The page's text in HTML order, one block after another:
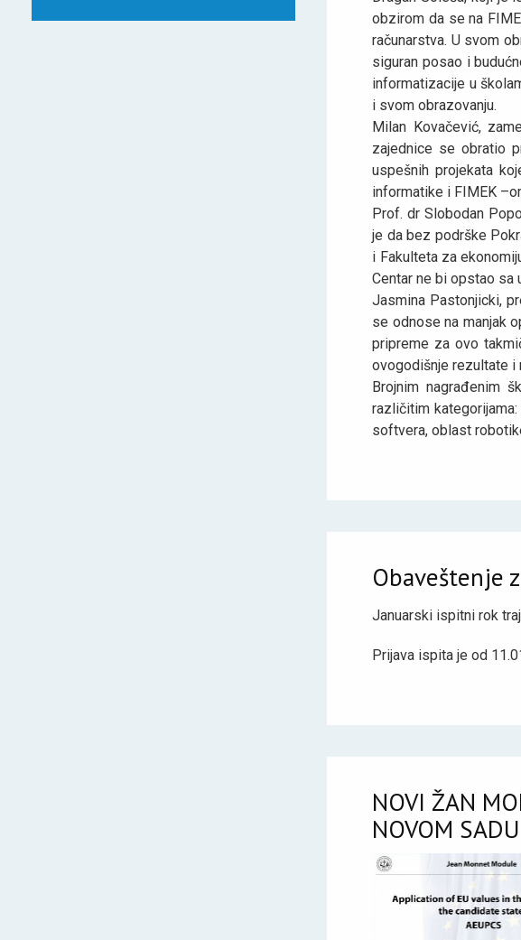
obzirom da se na
računarstva. U svom
siguran posao i
informatizacije u
i svom obrazovanju.
Milan Kovačević,
zajednice se obratio
uspešnih projekata
informatike i FIMEK
Prof. dr Slobodan
je da bez podrške
i Fakulteta za
Centar ne bi opstao sa
Jasmina Pastonjicki,
se odnose na manjak
pripreme za ovo
ovogodišnje rezultate i
Brojnim nagrađenim
različitim
softvera, oblast
Obaveštenje
Januarski ispitni rok
Prijava ispita je od
NOVI ŽAN
NOVOM SADU